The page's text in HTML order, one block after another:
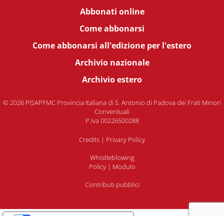
Abbonati online
Come abbonarsi
Come abbonarsi all'edizione per l'estero
Archivio nazionale
Archivio estero
© 2026 PISAPFMC Provincia Italiana di S. Antonio di Padova dei Frati Minori
Conventuali
P.Iva 00226500288
Credits | Privacy Policy
Whistleblowing
Policy| Modulo
Contributi pubblici